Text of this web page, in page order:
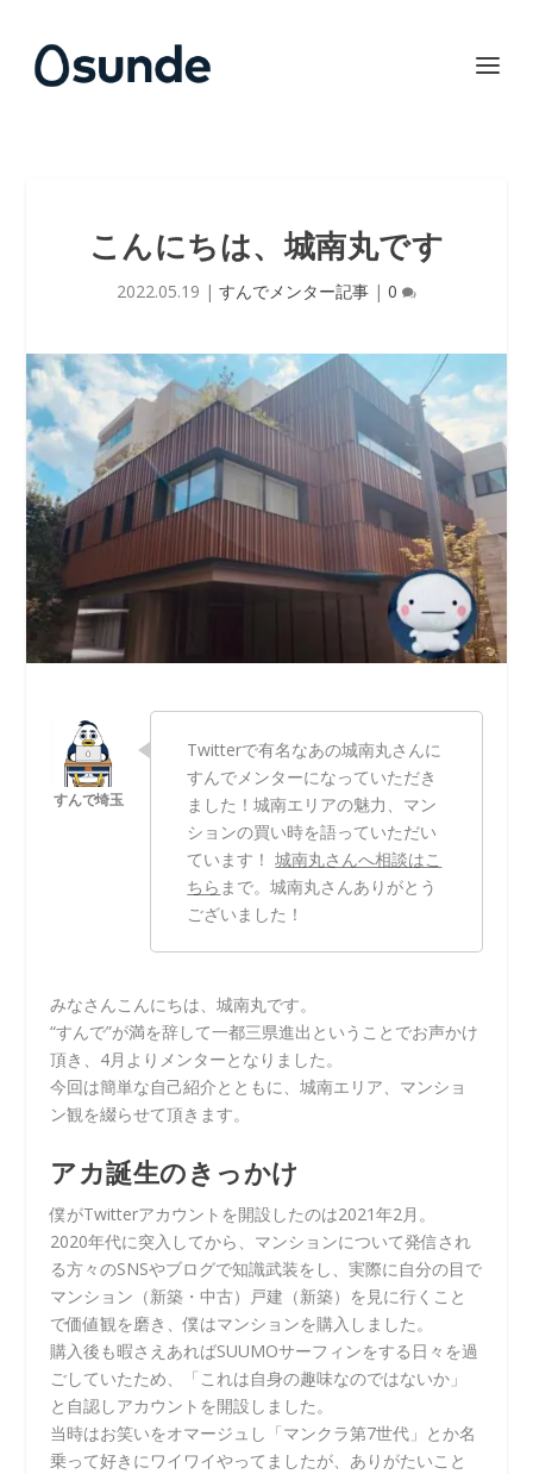
こんにちは、城南丸です
2022.05.19 | すんでメンター記事 | 0
Twitterで有名なあの城南丸さんに
すんでメンターになっていただき
ました！城南エリアの魅力、マン
ションの買い時を語っていただい
ています！城南丸さんへ相談はこ
ちら まで。城南丸さんありがとう
ございました！
みなさんこんにちは、城南丸です。
“すんで”が満を辞して一都三県進出ということでお声かけ
頂き、4月よりメンターとなりました。
今回は簡単な自己紹介とともに、城南エリア、マンショ
ン観を綴らせて頂きます。
アカ誕生のきっかけ
僕がTwitterアカウントを開設したのは2021年2月。
2020年代に突入してから、マンションについて発信され
る方々のSNSやブログで知識武装をし、実際に自分の目で
マンション（新築・中古）戸建（新築）を見に行くこと
で価値観を磨き、僕はマンションを購入しました。
購入後も暇さえあればSUUMOサーフィンをする日々を過
ごしていたため、「これは自身の趣味なのではないか」
と自認しアカウントを開設しました。
当時はお笑いをオマージュし「マンクラ第7世代」とか名
乗って好きにワイワイやってましたが、ありがたいこと